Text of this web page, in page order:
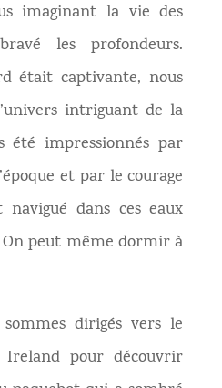
imaginant la vie des
les profondeurs.
était captivante, nous
intriguant de la
été impressionnés par
et par le courage
dans ces eaux
On peut même dormir à
dirigés vers le
Ireland pour découvrir